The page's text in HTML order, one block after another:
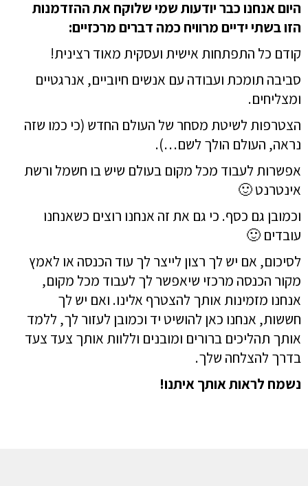
היום אנחנו כבר יודעות שמי שלוקח את ההזדמנות
הזו בשתי ידיים מרוויח כמה דברים מרכזיים:
קודם כל התפתחות אישית ועסקית מאוד רצינית!
סביבה תומכת ועבודה עם אנשים חיוביים, אנרגטיים
ומצליחים.
הצטרפות לשיטת מסחר של העולם החדש (כי כמו שזה
נראה, העולם הולך לשם…).
אפשרות לעבוד מכל מקום בעולם שיש בו חשמל ורשת
אינטרנט 🙂
וכמובן גם כסף. כי גם את זה אנחנו רוצים כשאנחנו
עובדים 🙂
לסיכום, אם יש לך רצון לייצר לך עוד הכנסה או לאמץ
מקור הכנסה מרכזי שיאפשר לך לעבוד מכל מקום,
אנחנו מזמינות אותך להצטרף אלינו. ואם יש לך
חששות, אנחנו כאן להושיט יד וכמובן לעזור לך, ללמד
אותך תהליכים ברורים ומובנים וללוות אותך צעד צעד
בדרך להצלחה שלך.
נשמח לראות אותך איתנו!